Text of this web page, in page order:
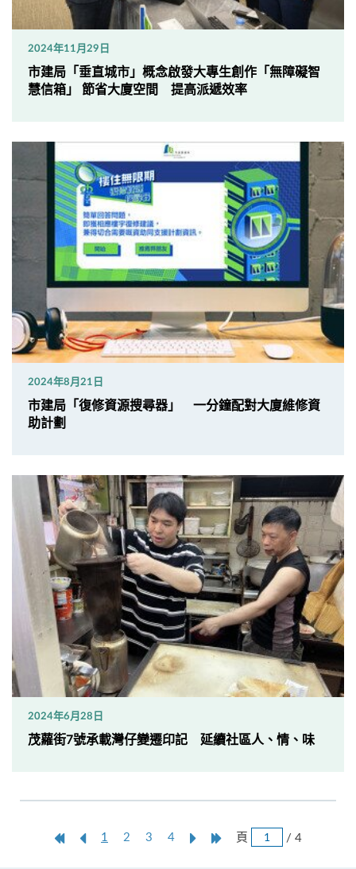
2024年11月29日
市建局「垂直城市」概念啟發大專生創作「無障礙智
慧信箱」 節省大廈空間 提高派遞效率
2024年8月21日
市建局「復修資源搜尋器」 一分鐘配對大廈維修資
助計劃
2024年6月28日
茂蘿街7號承載灣仔變遷印記 延續社區人、情、味
第
上
1 2 3 4
NextLast頁 / 4